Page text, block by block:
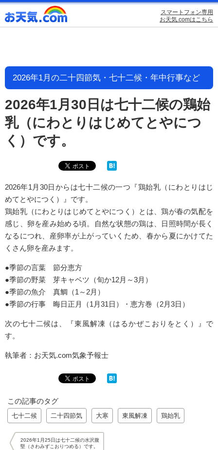
スマートフォン専用
お天気.comはこちら
2026年1月の二十四節気・七十二候・年中行事など
2026年1月30日は七十二候の鶏始
乳（にわとりはじめてとやにつ
く）です。
2026年1月30日からは七十二候の一つ『鶏始乳（にわとりはじ
めてとやにつく）』です。
鶏始乳（にわとりはじめてとやにつく）とは、鶏が春の気配を
感じ、卵を産み始める頃。自然な状態の鶏は、日照時間が長く
なるにつれ、産卵率が上がっていくため、春から夏にかけてた
くさん卵を産みます。
●季節の言葉 節分恵方
●季節の野菜 芽キャベツ（旬か12月～3月）
●季節の魚介 真鯛（1～2月）
●季節の行事 晦日正月（1月31日）・恵方巻（2月3日）
次の七十二候は、『東風解凍（はるかぜこおりをとく）』で
す。
執筆者：お天気.com気象予報士
この記事のタグ
七十二候 二十四節気 大寒 東風解凍 鶏始乳
2026年1月25日は七十二候の水沢腹
堅（さわみずこおりつめる）です。